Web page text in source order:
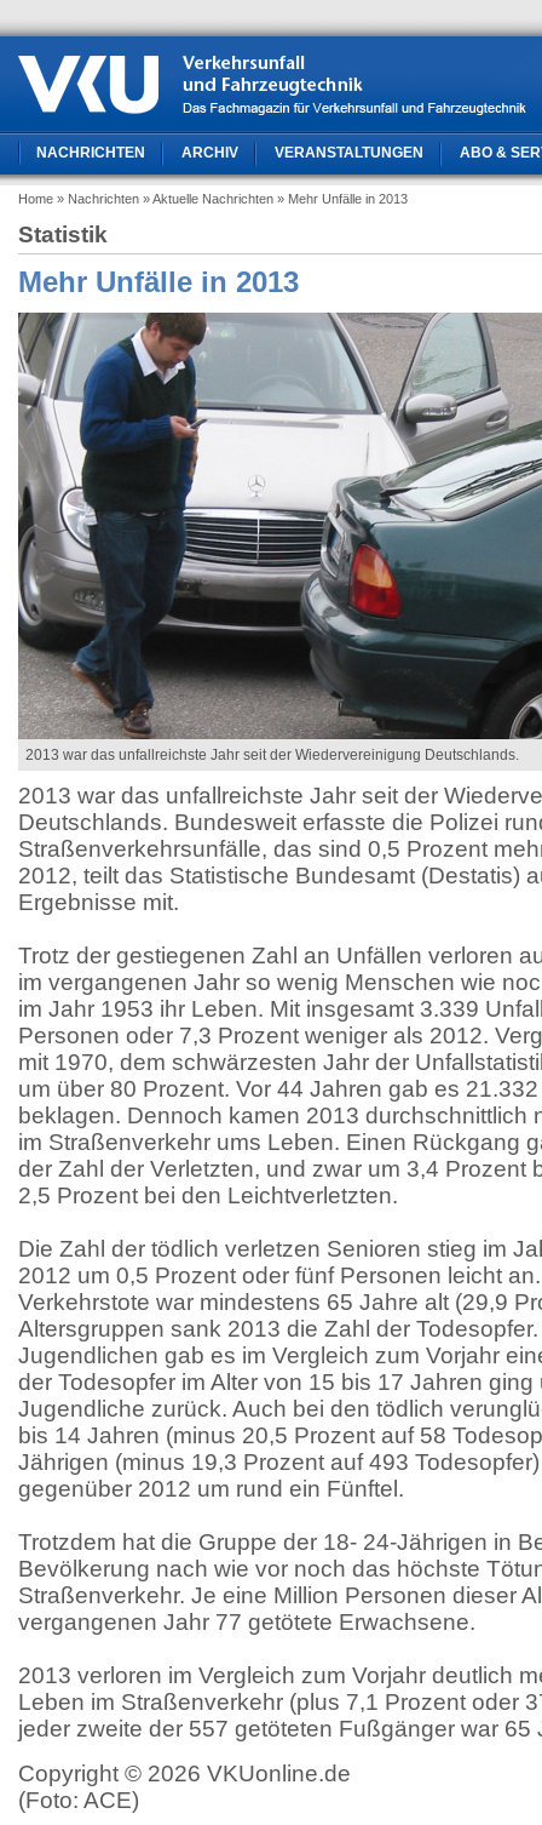
NACHRICHTEN ARCHIV VERANSTALTUNGEN ABO &
Home » Nachrichten » Aktuelle Nachrichten » Mehr Unfälle in 2013
Statistik
Mehr Unfälle in 2013
2013 war das unfallreichste Jahr seit der Wiedervereinigung Deutschlands.
2013 war das unfallreichste Jahr seit der
Deutschlands. Bundesweit erfasste die Polizei
Straßenverkehrsunfälle, das sind 0,5 Prozent
2012, teilt das Statistische Bundesamt (Destatis)
Ergebnisse mit.
Trotz der gestiegenen Zahl an Unfällen verloren
im vergangenen Jahr so wenig Menschen wie
im Jahr 1953 ihr Leben. Mit insgesamt 3.339
Personen oder 7,3 Prozent weniger als 2012.
mit 1970, dem schwärzesten Jahr der
um über 80 Prozent. Vor 44 Jahren gab es
beklagen. Dennoch kamen 2013 durchschnittlich
im Straßenverkehr ums Leben. Einen Rückgang
der Zahl der Verletzten, und zwar um 3,4 Prozent
2,5 Prozent bei den Leichtverletzten.
Die Zahl der tödlich verletzen Senioren stieg im
2012 um 0,5 Prozent oder fünf Personen leicht
Verkehrstote war mindestens 65 Jahre alt (29,9
Altersgruppen sank 2013 die Zahl der
Jugendlichen gab es im Vergleich zum Vorjahr
der Todesopfer im Alter von 15 bis 17 Jahren
Jugendliche zurück. Auch bei den tödlich
bis 14 Jahren (minus 20,5 Prozent auf 58
Jährigen (minus 19,3 Prozent auf 493
gegenüber 2012 um rund ein Fünftel.
Trotzdem hat die Gruppe der 18- 24-Jährigen in
Bevölkerung nach wie vor noch das höchste
Straßenverkehr. Je eine Million Personen dieser
vergangenen Jahr 77 getötete Erwachsene.
2013 verloren im Vergleich zum Vorjahr deutlich
Leben im Straßenverkehr (plus 7,1 Prozent oder
jeder zweite der 557 getöteten Fußgänger war 65
Copyright © 2026 VKUonline.de
(Foto: ACE)